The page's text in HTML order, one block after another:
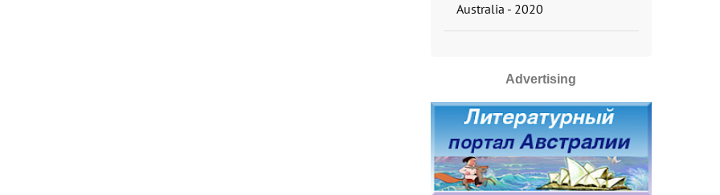
Australia - 2020
Advertising